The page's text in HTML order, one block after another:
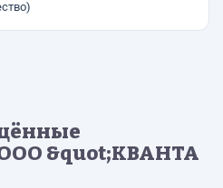
&quot;КВАНТА